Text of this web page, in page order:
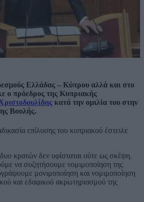
Ελλάδας – Κύπρου αλλά και στο
ο πρόεδρος της Κυπριακής
κατά την ομιλία του στην
Βουλής.
επίλυσης του κυπριακού έστειλε
κρατών δεν υφίσταται ούτε ως σκέψη.
να συζητήσουμε νομιμοποίηση της
μονιμοποίηση και νομιμοποίηση
και εδαφικού ακρωτηριασμού της